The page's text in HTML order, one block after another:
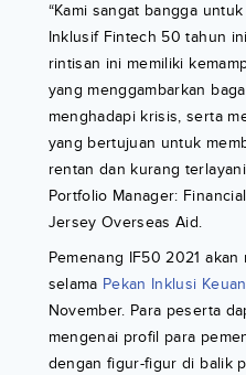
“Kami sangat bangga untuk
Inklusif Fintech 50 tahun
rintisan ini memiliki
yang menggambarkan
menghadapi krisis, serta
yang bertujuan untuk
rentan dan kurang
Portfolio Manager:
Jersey Overseas Aid.
Pemenang IF50 2021
selama Pekan Inklusi
November. Para peserta
mengenai profil para
dengan figur-figur di balik